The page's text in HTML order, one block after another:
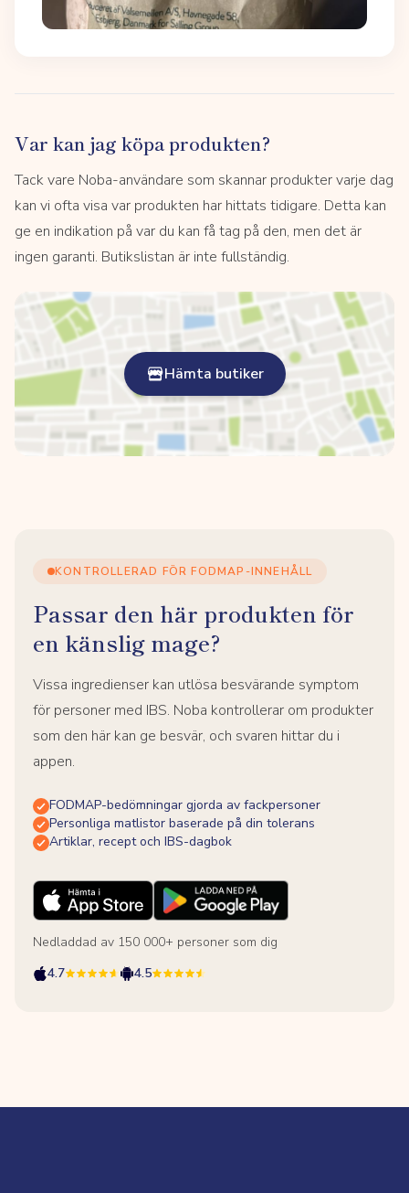
Var kan jag köpa produkten?
Tack vare Noba-användare som skannar produkter varje dag
kan vi ofta visa var produkten har hittats tidigare. Detta kan
ge en indikation på var du kan få tag på den, men det är
ingen garanti. Butikslistan är inte fullständig.
Hämta butiker
KONTROLLERAD FÖR FODMAP-INNEHÅLL
Passar den här produkten för
en känslig mage?
Vissa ingredienser kan utlösa besvärande symptom
för personer med IBS. Noba kontrollerar om produkter
som den här kan ge besvär, och svaren hittar du i
appen.
FODMAP-bedömningar gjorda av fackpersoner
Personliga matlistor baserade på din tolerans
Artiklar, recept och IBS-dagbok
Nedladdad av 150 000+ personer som dig
4.7
4.5